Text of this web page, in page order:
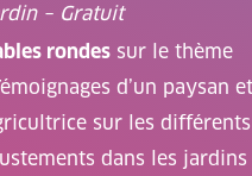
– Gratuit
rondes sur le thème
d’un paysan
sur les différents
dans les jardins